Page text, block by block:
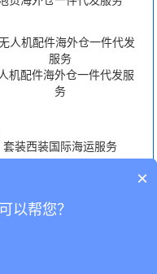
机配件海外仓一件代发服
务
套装西装国际海运服务
套装西装FBA头程
应链有限公司
×
以帮您？